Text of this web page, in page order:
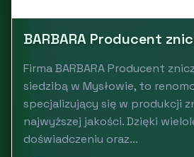
BARBARA Producent
Firma BARBARA Producent
siedzibą w Mysłowie, to
specjalizujący się w produkcji
najwyższej jakości. Dzięki
doświadczeniu oraz...